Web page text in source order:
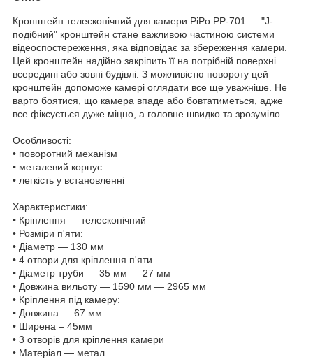
Кронштейн телескопічний для камери PiPo PP-701 — "J-
подібний" кронштейн стане важливою частиною системи
відеоспостереження, яка відповідає за збереження камери.
Цей кронштейн надійно закріпить її на потрібній поверхні
всередині або зовні будівлі. З можливістю повороту цей
кронштейн допоможе камері оглядати все ще уважніше. Не
варто боятися, що камера впаде або бовтатиметься, адже
все фіксується дуже міцно, а головне швидко та зрозуміло.
Особливості:
• поворотний механізм
• металевий корпус
• легкість у встановленні
Характеристики:
• Кріплення — телескопічний
• Розміри п'яти:
• Діаметр — 130 мм
• 4 отвори для кріплення п'яти
• Діаметр труби — 35 мм — 27 мм
• Довжина вильоту — 1590 мм — 2965 мм
• Кріплення під камеру:
• Довжина — 67 мм
• Ширена – 45мм
• 3 отворів для кріплення камери
• Матеріал — метал